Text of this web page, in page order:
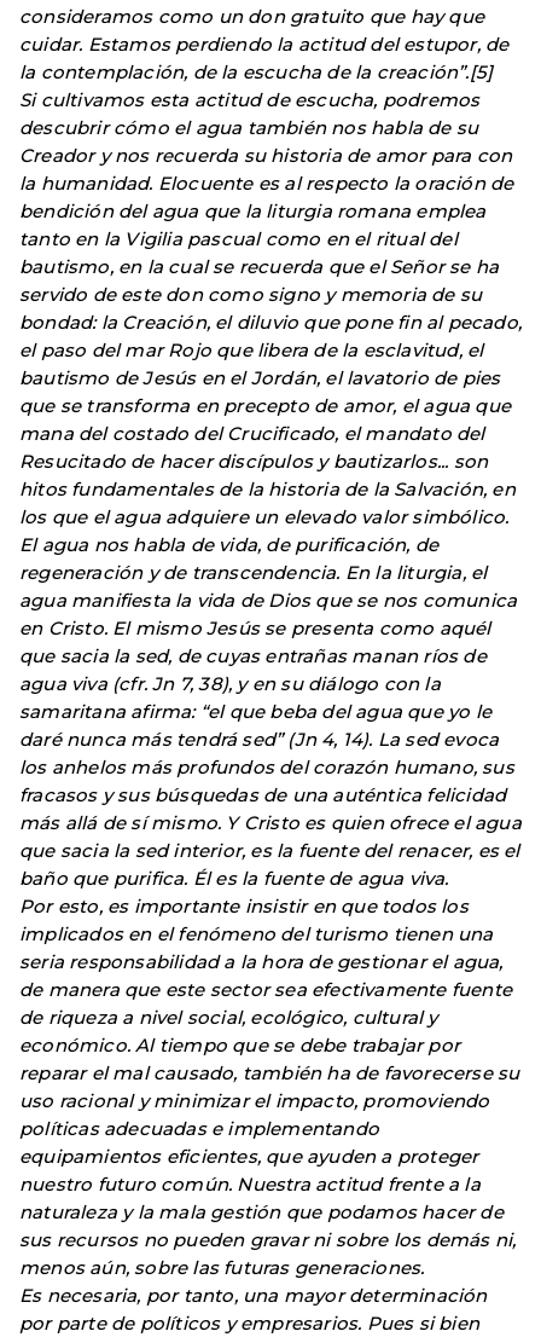
consideramos como un don gratuito que hay que
cuidar. Estamos perdiendo la actitud del estupor, de
la contemplación, de la escucha de la creación”.[5]
Si cultivamos esta actitud de escucha, podremos
descubrir cómo el agua también nos habla de su
Creador y nos recuerda su historia de amor para con
la humanidad. Elocuente es al respecto la oración de
bendición del agua que la liturgia romana emplea
tanto en la Vigilia pascual como en el ritual del
bautismo, en la cual se recuerda que el Señor se ha
servido de este don como signo y memoria de su
bondad: la Creación, el diluvio que pone fin al pecado,
el paso del mar Rojo que libera de la esclavitud, el
bautismo de Jesús en el Jordán, el lavatorio de pies
que se transforma en precepto de amor, el agua que
mana del costado del Crucificado, el mandato del
Resucitado de hacer discípulos y bautizarlos... son
hitos fundamentales de la historia de la Salvación, en
los que el agua adquiere un elevado valor simbólico.
El agua nos habla de vida, de purificación, de
regeneración y de transcendencia. En la liturgia, el
agua manifiesta la vida de Dios que se nos comunica
en Cristo. El mismo Jesús se presenta como aquél
que sacia la sed, de cuyas entrañas manan ríos de
agua viva (cfr. Jn 7, 38), y en su diálogo con la
samaritana afirma: “el que beba del agua que yo le
daré nunca más tendrá sed” (Jn 4, 14). La sed evoca
los anhelos más profundos del corazón humano, sus
fracasos y sus búsquedas de una auténtica felicidad
más allá de sí mismo. Y Cristo es quien ofrece el agua
que sacia la sed interior, es la fuente del renacer, es el
baño que purifica. Él es la fuente de agua viva.
Por esto, es importante insistir en que todos los
implicados en el fenómeno del turismo tienen una
seria responsabilidad a la hora de gestionar el agua,
de manera que este sector sea efectivamente fuente
de riqueza a nivel social, ecológico, cultural y
económico. Al tiempo que se debe trabajar por
reparar el mal causado, también ha de favorecerse su
uso racional y minimizar el impacto, promoviendo
políticas adecuadas e implementando
equipamientos eficientes, que ayuden a proteger
nuestro futuro común. Nuestra actitud frente a la
naturaleza y la mala gestión que podamos hacer de
sus recursos no pueden gravar ni sobre los demás ni,
menos aún, sobre las futuras generaciones.
Es necesaria, por tanto, una mayor determinación
por parte de políticos y empresarios. Pues si bien